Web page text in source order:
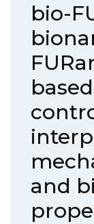
bio-
and